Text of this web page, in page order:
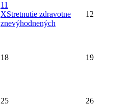
11
XStretnutie zdravotne
znevýhodnených
12
18 19
25 26